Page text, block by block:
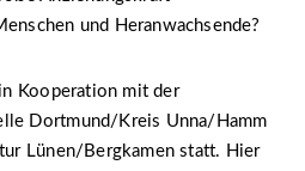
und Heranwachsende?
Kooperation mit der
Dortmund/Kreis Unna/Hamm
Lünen/Bergkamen statt. Hier